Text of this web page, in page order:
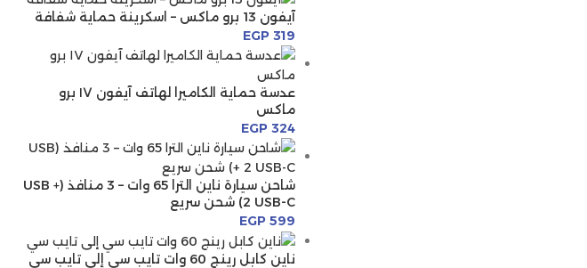
آيفون 13 برو ماكس – اسكرينة حماية شفافة
EGP319
عدسة حماية الكاميرا لهاتف آيفون ١٧ برو
ماكس
EGP324
شاحن سيارة ناين الترا 65 وات – 3 منافذ (USB +
2 USB-C) شحن سريع
EGP599
ناين كابل رينج 60 وات تايب سي إلى تايب سي